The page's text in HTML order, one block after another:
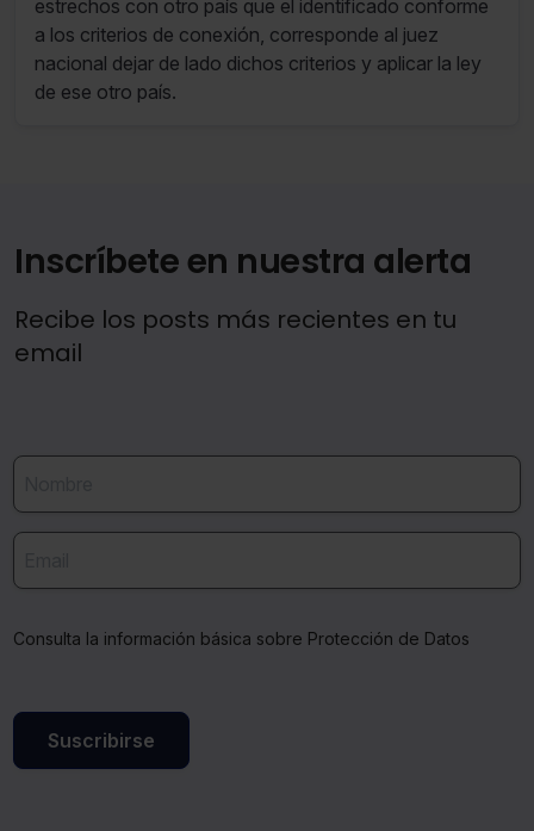
indispensables para la navegación.
Saber más acerca de las cookies
estrechos con otro país que el identificado conforme
a los criterios de conexión, corresponde al juez
nacional dejar de lado dichos criterios y aplicar la ley
de ese otro país.
Inscríbete en nuestra alerta
Recibe los posts más recientes en tu
email
Consulta la información básica sobre Protección de Datos
Suscribirse